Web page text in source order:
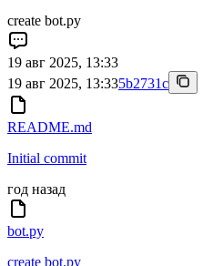
create bot.py
19 авг 2025, 13:33
19 авг 2025, 13:335b2731c
README.md
Initial commit
год назад
bot.py
create bot.py